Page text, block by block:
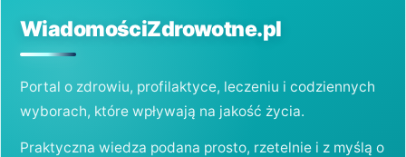
WiadomościZdrowotne.pl
Portal o zdrowiu, profilaktyce, leczeniu i codziennych
wyborach, które wpływają na jakość życia.
Praktyczna wiedza podana prosto, rzetelnie i z myślą o